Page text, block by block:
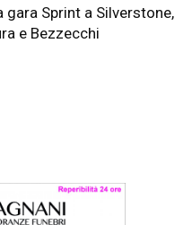
gara Sprint a Silverstone,
e Bezzecchi